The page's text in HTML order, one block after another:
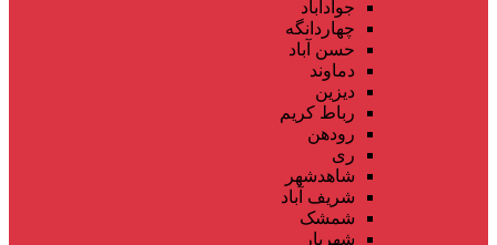
جوادآباد
چهاردانگه
حسن آباد
دماوند
دیزین
رباط کریم
رودهن
ری
شاهدشهر
شریف آباد
شمشک
شهریار